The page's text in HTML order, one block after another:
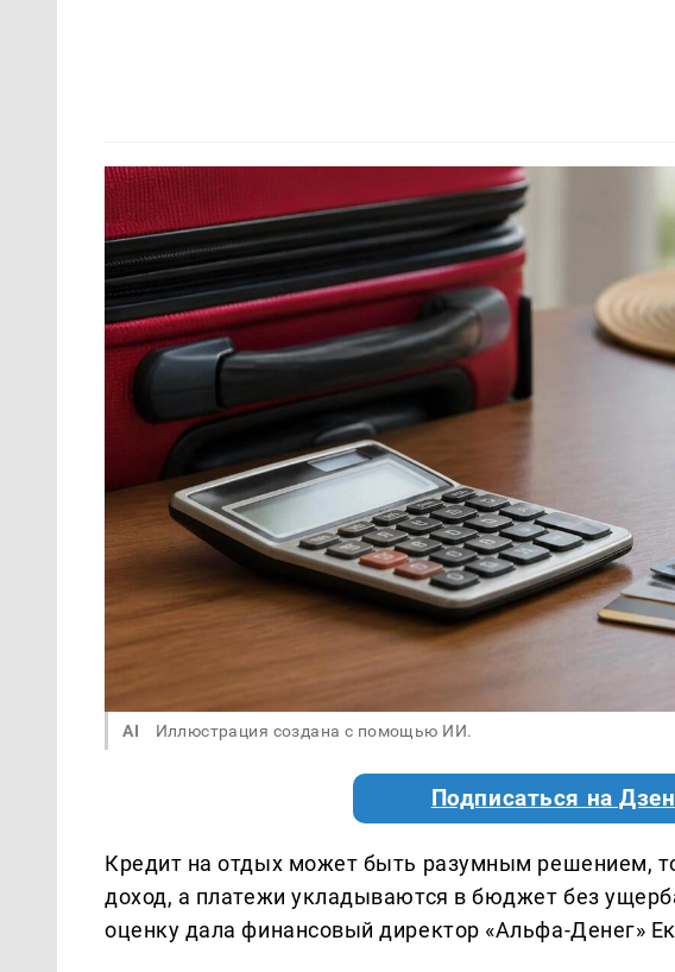
AI Иллюстрация создана с помощью ИИ.
Подписаться на
Кредит на отдых может быть разумным решением,
доход, а платежи укладываются в бюджет без
оценку дала финансовый директор «Альфа-Денег»